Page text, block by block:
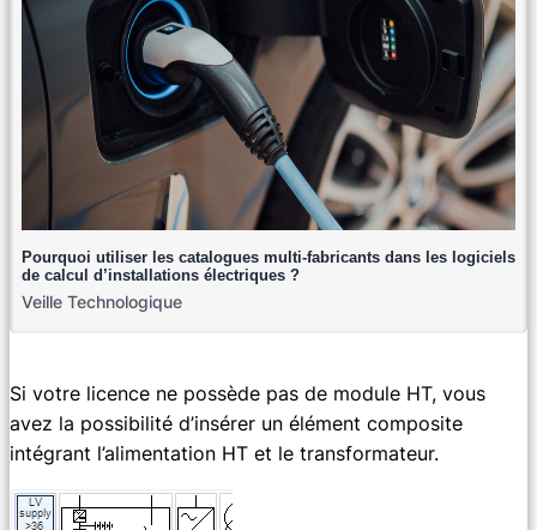
Pourquoi utiliser les catalogues multi-fabricants dans les logiciels
de calcul d’installations électriques ?
Veille Technologique
Si votre licence ne possède pas de module HT, vous
avez la possibilité d’insérer un élément composite
intégrant l’alimentation HT et le transformateur.